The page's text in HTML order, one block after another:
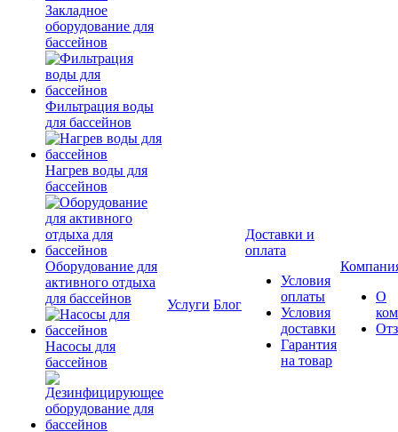
Закладное
оборудование для
бассейнов
Фильтрация воды
для бассейнов
Нагрев воды для
бассейнов
Оборудование для
активного отдыха
для бассейнов
Насосы для
бассейнов
Услуги Блог
Доставки и
оплата
Условия
оплаты
Условия
доставки
Гарантия
на товар
О